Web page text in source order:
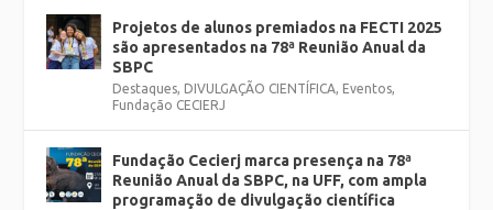
Projetos de alunos premiados na FECTI 2025
são apresentados na 78ª Reunião Anual da
SBPC
Destaques, DIVULGAÇÃO CIENTÍFICA, Eventos,
Fundação CECIERJ
Fundação Cecierj marca presença na 78ª
Reunião Anual da SBPC, na UFF, com ampla
programação de divulgação científica